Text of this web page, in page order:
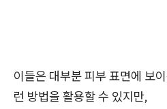
이들은 대부분 피부 표면에 보
런 방법을 활용할 수 있지만,